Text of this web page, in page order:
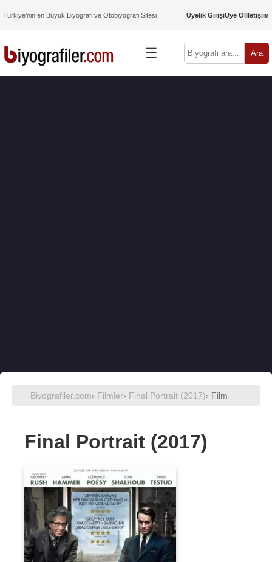
Türkiye’nin en Büyük Biyografi ve Otobiyografi Sitesi Üyelik GirişiÜye Olİletişim
☰ Ara
Biyografiler.com› Filmler› Final Portrait (2017)› Film
Final Portrait (2017)